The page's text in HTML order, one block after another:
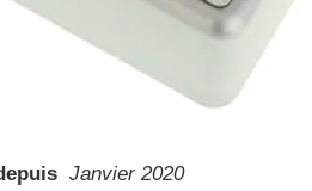
Janvier 2020